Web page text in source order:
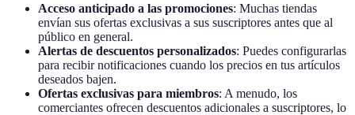
Acceso anticipado a las promociones: Muchas tiendas
envían sus ofertas exclusivas a sus suscriptores antes que al
público en general.
Alertas de descuentos personalizados: Puedes configurarlas
para recibir notificaciones cuando los precios en tus artículos
deseados bajen.
Ofertas exclusivas para miembros: A menudo, los
comerciantes ofrecen descuentos adicionales a suscriptores, lo